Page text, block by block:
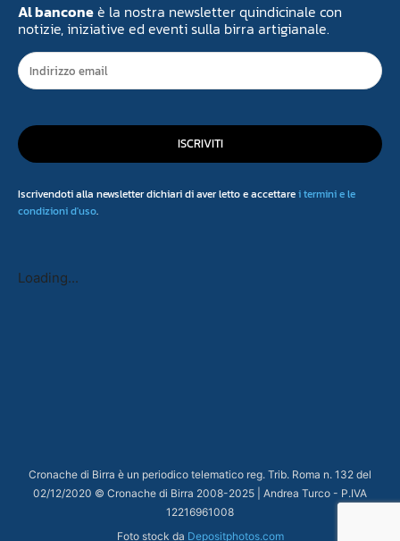
Al banconeè la nostra newsletter quindicinale con
notizie, iniziative ed eventi sulla birra artigianale.
ISCRIVITI
Iscrivendoti alla newsletter dichiari di aver letto e accettarei termini e le
condizioni d'uso.
Loading...
Cronache di Birra è un periodico telematico reg. Trib. Roma n. 132 del
02/12/2020 © Cronache di Birra 2008-2025 | Andrea Turco - P.IVA
12216961008
Foto stock da Depositphotos.com